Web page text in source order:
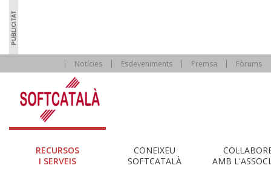
Notícies Esdeveniments Premsa Fòrums
RECURSOS
I SERVEIS
CONEIXEU
SOFTCATALÀ
AMB